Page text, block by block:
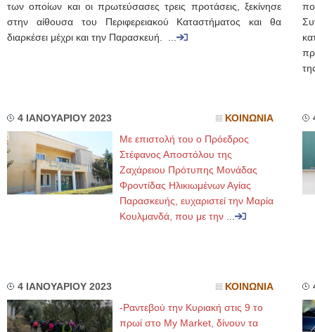
των οποίων και οι πρωτεύσασες τρεις προτάσεις, ξεκίνησε
στην αίθουσα του Περιφερειακού Καταστήματος και θα
διαρκέσει μέχρι και την Παρασκευή. ...
4 ΙΑΝΟΥΑΡΙΟΥ 2023 ΚΟΙΝΩΝΙΑ
Με επιστολή του ο Πρόεδρος
Στέφανος Αποστόλου της
Ζαχάρειου Πρότυπης Μονάδας
Φροντίδας Ηλικιωμένων Αγίας
Παρασκευής, ευχαριστεί την Μαρία
Κουλμανδά, που με την
4 ΙΑΝΟΥΑΡΙΟΥ 2023 ΚΟΙΝΩΝΙΑ
-Ραντεβού την Κυριακή στις 9 το
πρωί στο My Market, δίνουν τα